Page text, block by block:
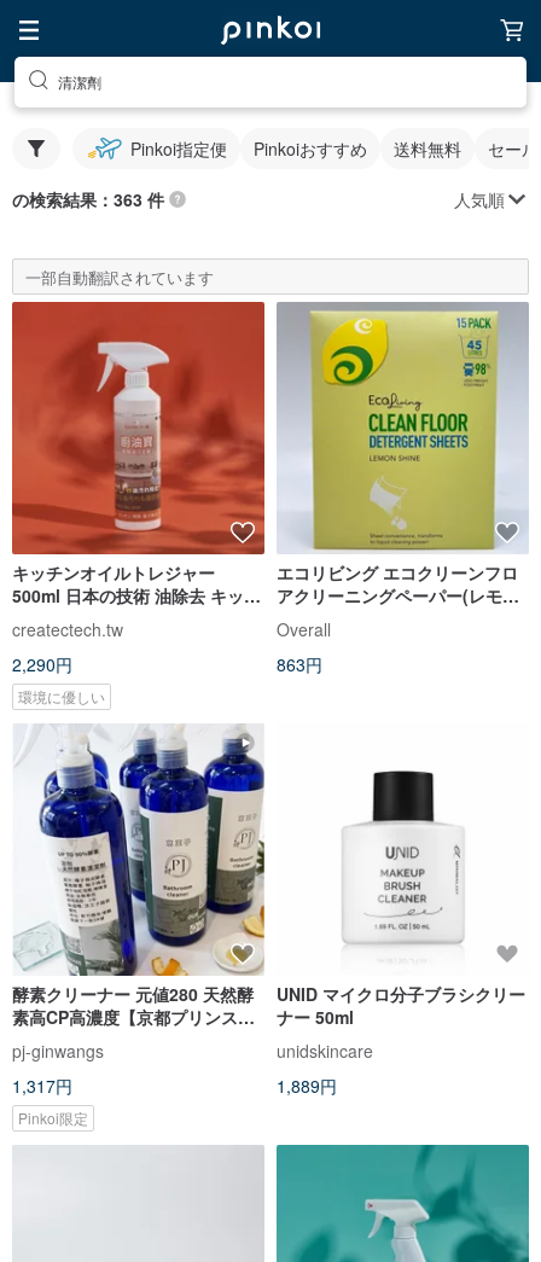
清潔劑
Pinkoi指定便 Pinkoiおすすめ 送料無料 セー
の検索結果：363 件 人気順
一部自動翻訳されています
キッチンオイルトレジャー
500ml 日本の技術 油除去 キッチ
ンクリーナー 熊本洗剤
createctech.tw
2,290円
環境に優しい
エコリビング エコクリーンフロ
アクリーニングペーパー(レモン)
15枚入
Overall
863円
酵素クリーナー 元値280 天然酵
素高CP高濃度【京都プリンス】
pj-ginwangs
1,317円
Pinkoi限定
UNID マイクロ分子ブラシクリー
ナー 50ml
unidskincare
1,889円